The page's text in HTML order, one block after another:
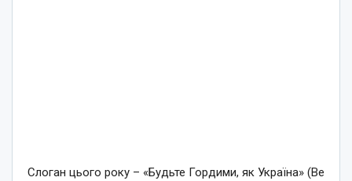
Слоган цього року – «Будьте Гордими, як Україна» (Be